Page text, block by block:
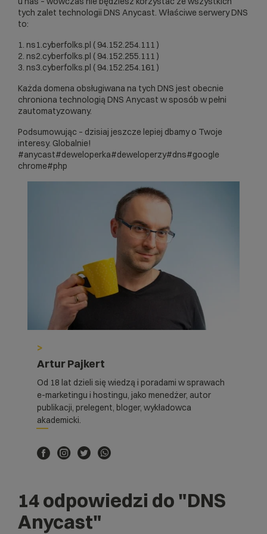
tych zalet technologii DNS Anycast. Właściwe serwery DNS
to:
1. ns1.cyberfolks.pl ( 94.152.254.111 )
2. ns2.cyberfolks.pl ( 94.152.255.111 )
3. ns3.cyberfolks.pl ( 94.152.254.161 )
Każda domena obsługiwana na tych DNS jest obecnie
chroniona technologią DNS Anycast w sposób w pełni
zautomatyzowany.
Podsumowując – dzisiaj jeszcze lepiej dbamy o Twoje
interesy. Globalnie!
#anycast#deweloperka#deweloperzy#dns#google
chrome#php
>
Artur Pajkert
Od 18 lat dzieli się wiedzą i poradami w sprawach
e-marketingu i hostingu, jako menedżer, autor
publikacji, prelegent, bloger, wykładowca
akademicki.
14 odpowiedzi do "DNS
Anycast"